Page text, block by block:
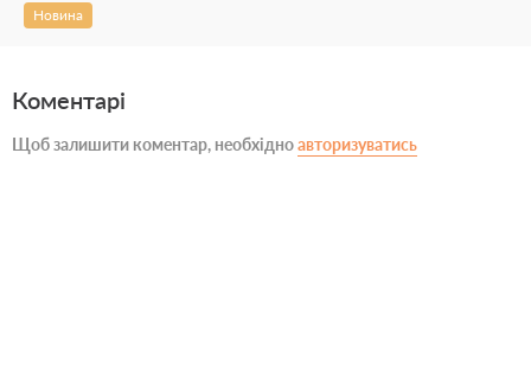
Новина
Коментарі
Щоб залишити коментар, необхідноавторизуватись